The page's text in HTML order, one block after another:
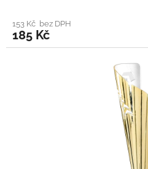
153 Kč bez DPH
185 Kč